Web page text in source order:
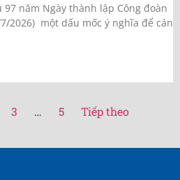
năm Ngày thành lập Công đoàn
2026) một dấu mốc ý nghĩa để cán
3 … 5 Tiếp theo